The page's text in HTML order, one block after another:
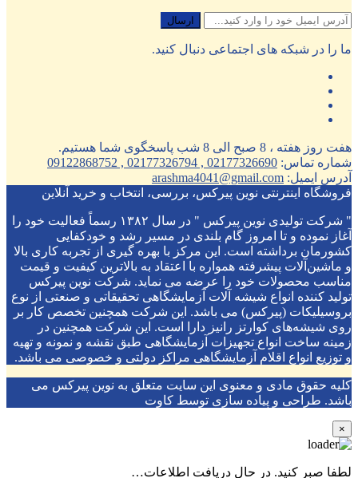
ما را در شبکه های اجتماعی دنبال کنید.
هفت روز هفته ، 8 صبح الی 8 شب پاسخگوی شما هستیم.
شماره تماس: 02177326690 , 02177326794 , 09122868752
آدرس ایمیل: arashma4041@gmail.com
فروشگاه اینترنتی نوین پیرکس، بررسی، انتخاب و خرید آنلاین
" شرکت تولیدی نوین پیرکس " در سال ۱۳۸۲ رسماً فعالیت خود را
آغاز نموده و تا امروز گام بلندی در مسیر رشد و خودکفایی
کشورمان برداشته است. این مرکز با بهره گیری از تجربه کاری بالا
و ماشین‌آلات پیشرفته همواره با اعتقاد به بالاترین کیفیت و قیمت
مناسب محصولات خود را عرضه می نماید. شرکت نوین پیرکس
تولید کننده انواع شیشه آلات آزمایشگاهی تحقیقاتی و صنعتی از نوع
بروسیلیکات (پیرکس) می باشد. این شرکت همچنین تخصص کار بر
روی شیشه‌های کوارتز رانیز دارا است. این شرکت همچنین در
زمینه ساخت انواع تجهیزات آزمایشگاهی طبق نقشه و نمونه و تهیه
و توزیع انواع اقلام آزمایشگاهی ‌مراکز دولتی و خصوصی می باشد.
کلیه حقوق مادی و معنوی این سایت متعلق به نوین پیرکس می
باشد. طراحی و پیاده سازی توسط کاوت
×
لطفا صبر کنید. در حال دریافت اطلاعات…